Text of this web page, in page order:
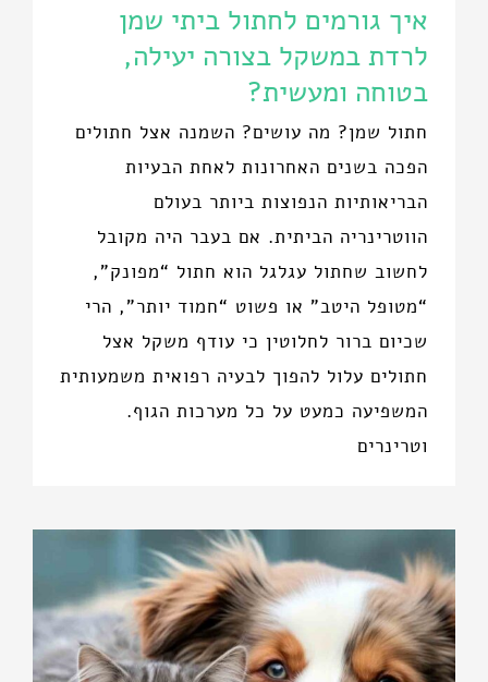
איך גורמים לחתול ביתי שמן
לרדת במשקל בצורה יעילה,
בטוחה ומעשית?
חתול שמן? מה עושים? השמנה אצל חתולים
הפכה בשנים האחרונות לאחת הבעיות
הבריאותיות הנפוצות ביותר בעולם
הווטרינריה הביתית. אם בעבר היה מקובל
לחשוב שחתול עגלגל הוא חתול “מפונק”,
“מטופל היטב” או פשוט “חמוד יותר”, הרי
שכיום ברור לחלוטין כי עודף משקל אצל
חתולים עלול להפוך לבעיה רפואית משמעותית
המשפיעה כמעט על כל מערכות הגוף.
וטרינרים